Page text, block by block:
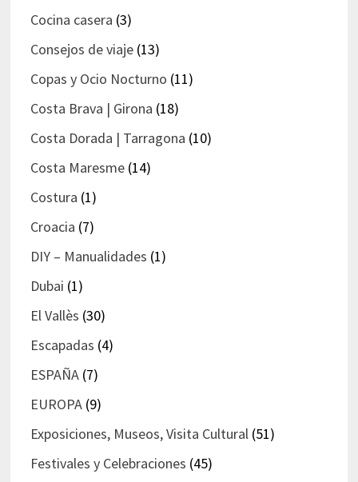
Cocina casera (3)
Consejos de viaje(13)
Copas y Ocio Nocturno (11)
Costa Brava | Girona (18)
Costa Dorada | Tarragona (10)
Costa Maresme(14)
Costura (1)
Croacia (7)
DIY – Manualidades (1)
Dubai (1)
El Vallès (30)
Escapadas (4)
ESPAÑA(7)
EUROPA(9)
Exposiciones, Museos, Visita Cultural(51)
Festivales y Celebraciones (45)